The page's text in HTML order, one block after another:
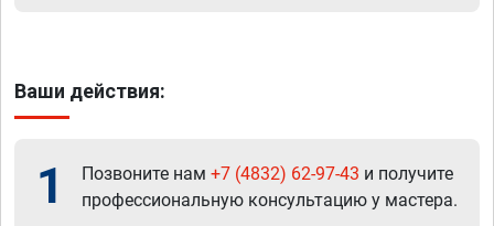
Ваши действия:
1 Позвоните нам +7 (4832) 62-97-43 и получите
профессиональную консультацию у мастера.